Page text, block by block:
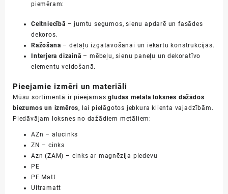
piemēram:
Celtniecībā – jumtu segumos, sienu apdarē un fasādes
dekoros.
Ražošanā – detaļu izgatavošanai un iekārtu konstrukcijās.
Interjera dizainā – mēbeļu, sienu paneļu un dekoratīvo
elementu veidošanā.
Pieejamie izmēri un materiāli
Mūsu sortimentā ir pieejamasgludas metāla loksnes dažādos
biezumos un izmēros, lai pielāgotos jebkura klienta vajadzībām.
Piedāvājam loksnes no dažādiem metāliem:
AZn – alucinks
ZN – cinks
Azn (ZAM) – cinks ar magnēzija piedevu
PE
PE Matt
Ultramatt